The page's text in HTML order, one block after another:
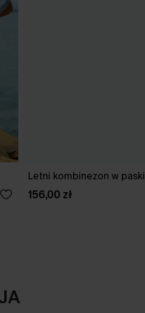
Letni kombinezon w paski
156,00 zł